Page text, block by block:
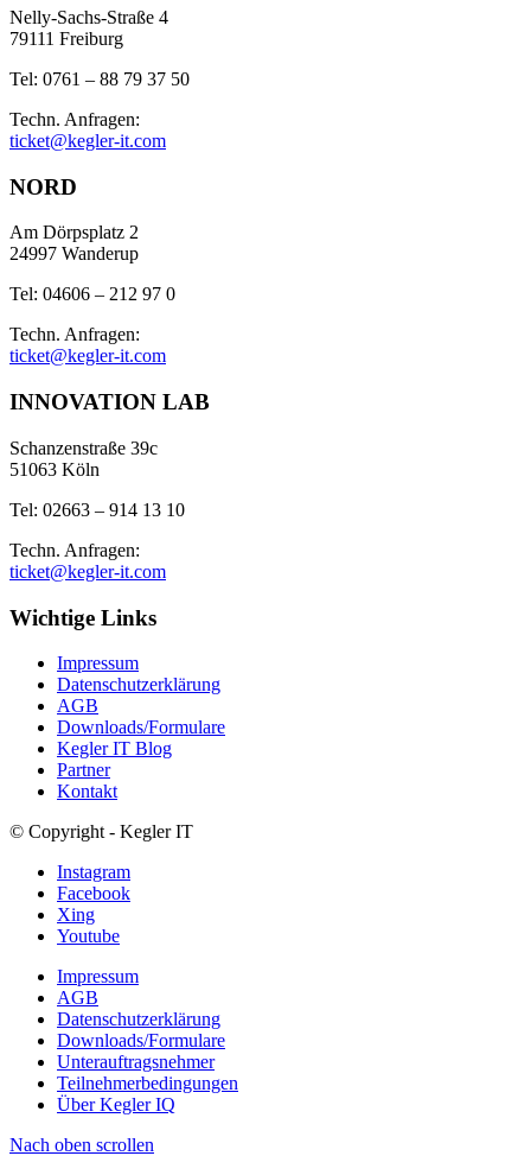
Nelly-Sachs-Straße 4
79111 Freiburg
Tel: 0761 – 88 79 37 50
Techn. Anfragen:
ticket@kegler-it.com
NORD
Am Dörpsplatz 2
24997 Wanderup
Tel: 04606 – 212 97 0
Techn. Anfragen:
ticket@kegler-it.com
INNOVATION LAB
Schanzenstraße 39c
51063 Köln
Tel: 02663 – 914 13 10
Techn. Anfragen:
ticket@kegler-it.com
Wichtige Links
Impressum
Datenschutzerklärung
AGB
Downloads/Formulare
Kegler IT Blog
Partner
Kontakt
© Copyright - Kegler IT
Instagram
Facebook
Xing
Youtube
Impressum
AGB
Datenschutzerklärung
Downloads/Formulare
Unterauftragsnehmer
Teilnehmerbedingungen
Über Kegler IQ
Nach oben scrollen